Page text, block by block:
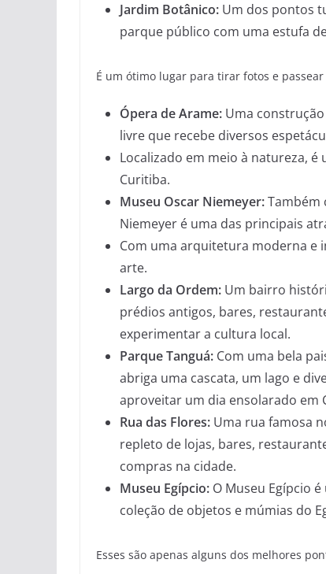
Jardim Botânico: Um dos pontos
parque público com uma estufa
É um ótimo lugar para tirar fotos e
Ópera de Arame: Uma
livre que recebe diversos
Localizado em meio à natureza,
Curitiba.
Museu Oscar Niemeyer:Também
Niemeyer é uma das principais
Com uma arquitetura moderna e
arte.
Largo da Ordem: Um bairro
prédios antigos, bares,
experimentar a cultura local.
Parque Tanguá: Com uma bela
abriga uma cascata, um lago e
aproveitar um dia ensolarado em
Rua das Flores: Uma rua famosa
repleto de lojas, bares,
compras na cidade.
Museu Egípcio: O Museu Egípcio
coleção de objetos e múmias do
Esses são apenas alguns dos melhores